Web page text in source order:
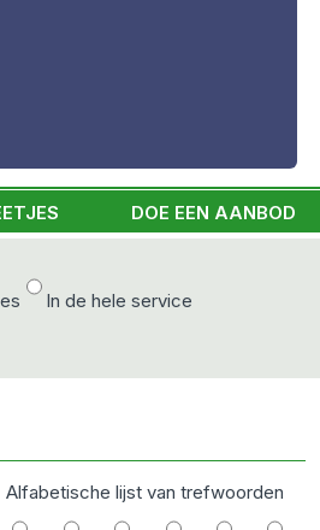
DOE EEN AANBOD
In de hele service
Alfabetische lijst van trefwoorden